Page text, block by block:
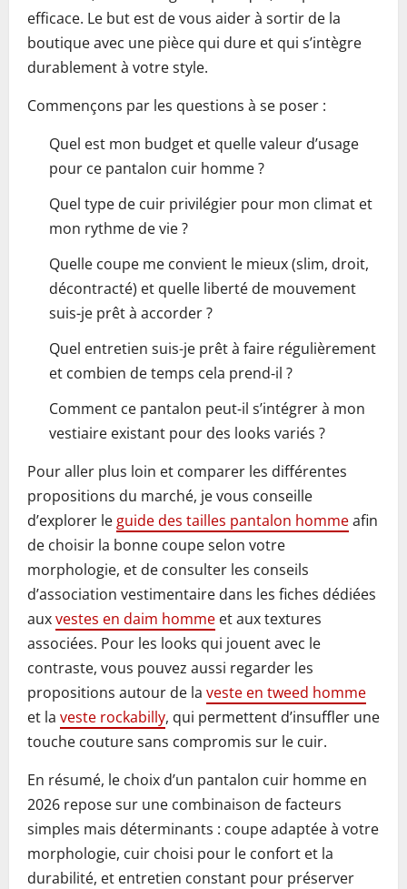
efficace. Le but est de vous aider à sortir de la
boutique avec une pièce qui dure et qui s’intègre
durablement à votre style.
Commençons par les questions à se poser :
Quel est mon budget et quelle valeur d’usage
pour ce pantalon cuir homme ?
Quel type de cuir privilégier pour mon climat et
mon rythme de vie ?
Quelle coupe me convient le mieux (slim, droit,
décontracté) et quelle liberté de mouvement
suis-je prêt à accorder ?
Quel entretien suis-je prêt à faire régulièrement
et combien de temps cela prend‑il ?
Comment ce pantalon peut‑il s’intégrer à mon
vestiaire existant pour des looks variés ?
Pour aller plus loin et comparer les différentes
propositions du marché, je vous conseille
d’explorer le guide des tailles pantalon hommeafin
de choisir la bonne coupe selon votre
morphologie, et de consulter les conseils
d’association vestimentaire dans les fiches dédiées
auxvestes en daim homme et aux textures
associées. Pour les looks qui jouent avec le
contraste, vous pouvez aussi regarder les
propositions autour de la veste en tweed homme
et la veste rockabilly, qui permettent d’insuffler une
touche couture sans compromis sur le cuir.
En résumé, le choix d’un pantalon cuir homme en
2026 repose sur une combinaison de facteurs
simples mais déterminants : coupe adaptée à votre
morphologie, cuir choisi pour le confort et la
durabilité, et entretien constant pour préserver